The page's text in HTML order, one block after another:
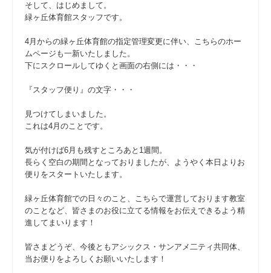
そして、はじめまして。
緑ヶ丘体育館スタッフです。
4月からの緑ヶ丘体育館の指定管理変更に伴い、こちらのホー
ムページも一新いたしました。
下にスクロールしてゆくと画面の右側には・・・
『スタッフ便り』の文字・・・
見つけてしまいました。
これは4月のことです。
気が付けば6月も残すところあと1週間。
長らく空白の期間となっておりましたが、ようやく本日よりお
便りをスタートいたします。
緑ヶ丘体育館での日々のこと、こちらで運営しております教室
のことなど、皆さまのお役に立てる情報をお伝えできるよう精
進してまいります！
皆さまどうぞ、今後ともアシックス・サンアメ二ティ共同体、
当お便りをよろしくお願いいたします！